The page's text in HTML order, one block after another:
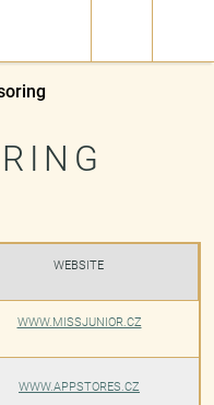
WEBSITE
WWW.MISSJUNIOR.CZ
WWW.APPSTORES.CZ